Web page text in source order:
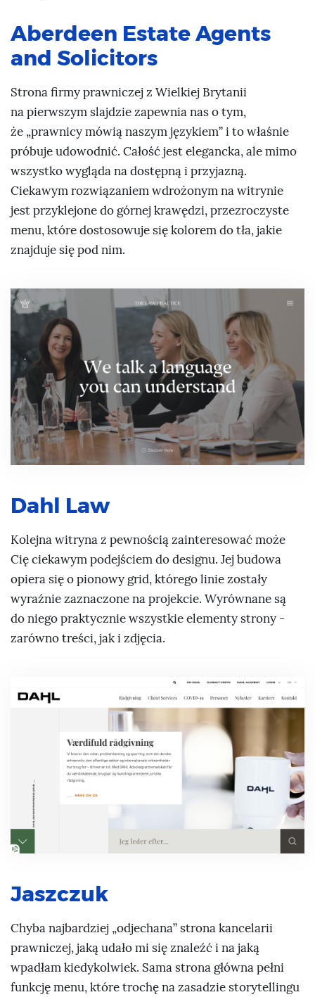
Aberdeen Estate Agents
and Solicitors
Strona firmy prawniczej z Wielkiej Brytanii
na pierwszym slajdzie zapewnia nas o tym,
że „prawnicy mówią naszym językiem” i to właśnie
próbuje udowodnić. Całość jest elegancka, ale mimo
wszystko wygląda na dostępną i przyjazną.
Ciekawym rozwiązaniem wdrożonym na witrynie
jest przyklejone do górnej krawędzi, przezroczyste
menu, które dostosowuje się kolorem do tła, jakie
znajduje się pod nim.
Dahl Law
Kolejna witryna z pewnością zainteresować może
Cię ciekawym podejściem do designu. Jej budowa
opiera się o pionowy grid, którego linie zostały
wyraźnie zaznaczone na projekcie. Wyrównane są
do niego praktycznie wszystkie elementy strony -
zarówno treści, jak i zdjęcia.
Jaszczuk
Chyba najbardziej „odjechana” strona kancelarii
prawniczej, jaką udało mi się znaleźć i na jaką
wpadłam kiedykolwiek. Sama strona główna pełni
funkcję menu, które trochę na zasadzie storytellingu